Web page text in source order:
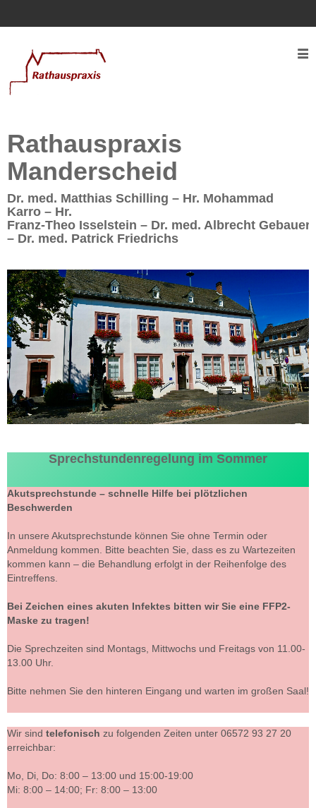
Rathauspraxis
Manderscheid
Dr. med. Matthias Schilling – Hr. Mohammad
Karro – Hr.
Franz-Theo Isselstein – Dr. med. Albrecht Gebauer
– Dr. med. Patrick Friedrichs
Sprechstundenregelung im Sommer
Akutsprechstunde – schnelle Hilfe bei plötzlichen
Beschwerden
In unsere Akutsprechstunde können Sie ohne Termin oder
Anmeldung kommen. Bitte beachten Sie, dass es zu Wartezeiten
kommen kann – die Behandlung erfolgt in der Reihenfolge des
Eintreffens.
Bei Zeichen eines akuten Infektes bitten wir Sie eine FFP2-
Maske zu tragen!
Die Sprechzeiten sind Montags, Mittwochs und Freitags von 11.00-
13.00 Uhr.
Bitte nehmen Sie den hinteren Eingang und warten im großen Saal!
Wir sind telefonisch zu folgenden Zeiten unter 06572 93 27 20
erreichbar:
Mo, Di, Do: 8:00 – 13:00 und 15:00-19:00
Mi: 8:00 – 14:00; Fr: 8:00 – 13:00
Service
Überweisungswunsch
Team
Leistungen
Diabetologie
Weiterbildung
Lehrpraxis
Kontakt